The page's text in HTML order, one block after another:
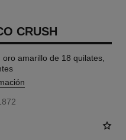
CRUSH
amarillo de 18 quilates,